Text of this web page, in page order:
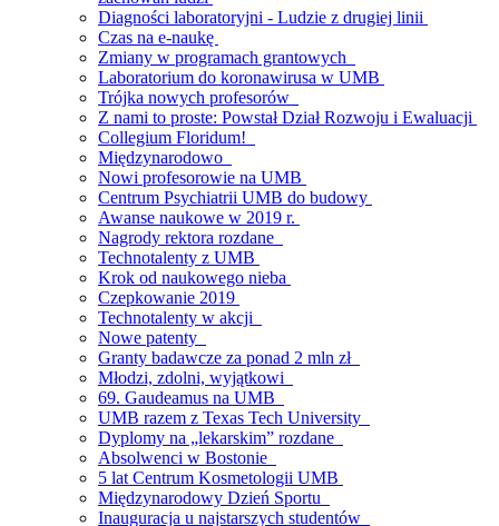
Diagności laboratoryjni - Ludzie z drugiej linii
Czas na e-naukę
Zmiany w programach grantowych
Laboratorium do koronawirusa w UMB
Trójka nowych profesorów
Z nami to proste: Powstał Dział Rozwoju i Ewaluacji
Collegium Floridum!
Międzynarodowo
Nowi profesorowie na UMB
Centrum Psychiatrii UMB do budowy
Awanse naukowe w 2019 r.
Nagrody rektora rozdane
Technotalenty z UMB
Krok od naukowego nieba
Czepkowanie 2019
Technotalenty w akcji
Nowe patenty
Granty badawcze za ponad 2 mln zł
Młodzi, zdolni, wyjątkowi
69. Gaudeamus na UMB
UMB razem z Texas Tech University
Dyplomy na „lekarskim” rozdane
Absolwenci w Bostonie
5 lat Centrum Kosmetologii UMB
Międzynarodowy Dzień Sportu
Inauguracja u najstarszych studentów